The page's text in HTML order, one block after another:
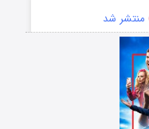
منتشر شد